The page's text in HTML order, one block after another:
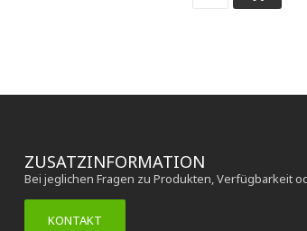
ZUSATZINFORMATION
Bei jeglichen Fragen zu Produkten, Verfügbarkeit
KONTAKT